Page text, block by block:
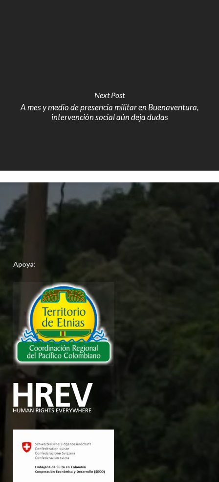
Next Post
A mes y medio de presencia militar en Buenaventura,
intervención social aún deja dudas
Apoya: